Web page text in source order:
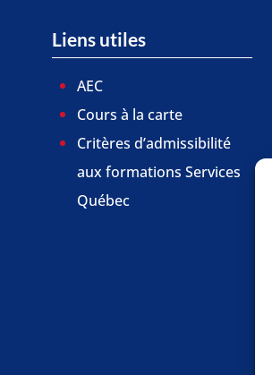
Liens utiles
AEC
Cours à la carte
Critères d’admissibilité
aux formations Services
Québec